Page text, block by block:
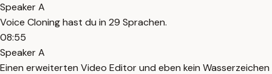
Speaker A
Voice Cloning hast du in 29 Sprachen.
08:55
Speaker A
Einen erweiterten Video Editor und eben kein Wasserzeichen